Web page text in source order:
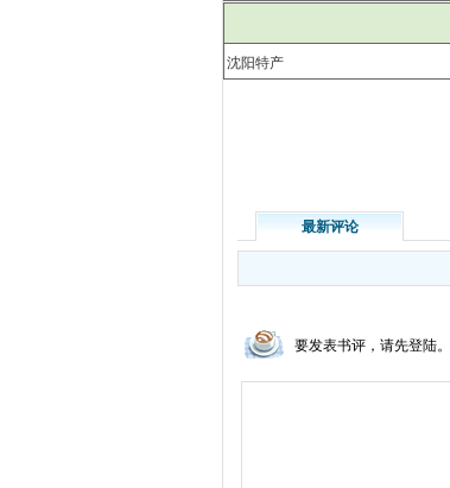
沈阳特产
最新评论
要发表书评，请先登陆。